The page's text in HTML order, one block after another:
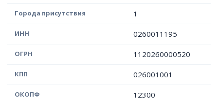
Города присутствия 1
ИНН 0260011195
ОГРН 1120260000520
КПП 026001001
ОКОПФ 12300